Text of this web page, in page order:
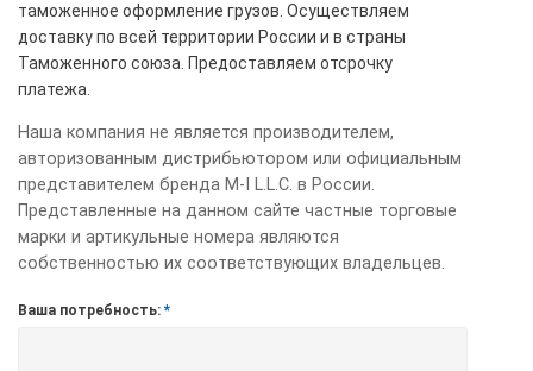
таможенное оформление грузов. Осуществляем
доставку по всей территории России и в страны
Таможенного союза. Предоставляем отсрочку
платежа.
Наша компания не является производителем,
авторизованным дистрибьютором или официальным
представителем бренда M-I L.L.C. в России.
Представленные на данном сайте частные торговые
марки и артикульные номера являются
собственностью их соответствующих владельцев.
Ваша потребность: *